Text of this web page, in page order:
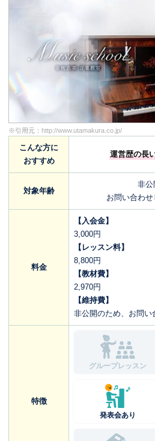
※引用元： http://www.utamakura.co.jp/
こんな方に
おすすめ
運営歴の長
対象年齢
非公
お問い合わ
料金
【入会金】
3,000円
【レッスン料】
8,800円
【教材費】
2,970円
【維持費】
非公開のため、お問
特徴
グループレッスン
発表会あり